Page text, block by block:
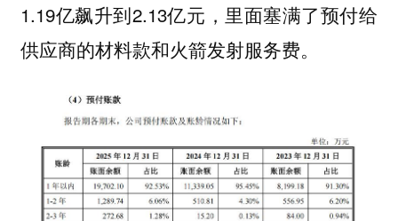
1.19亿飙升到2.13亿元，里面塞满了预付给
供应商的材料款和火箭发射服务费。